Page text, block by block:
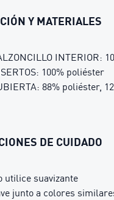
Y MATERIALES
INTERIOR:
100% poliéster
88% poliéster,
DE CUIDADO
utilice suavizante
junto a colores